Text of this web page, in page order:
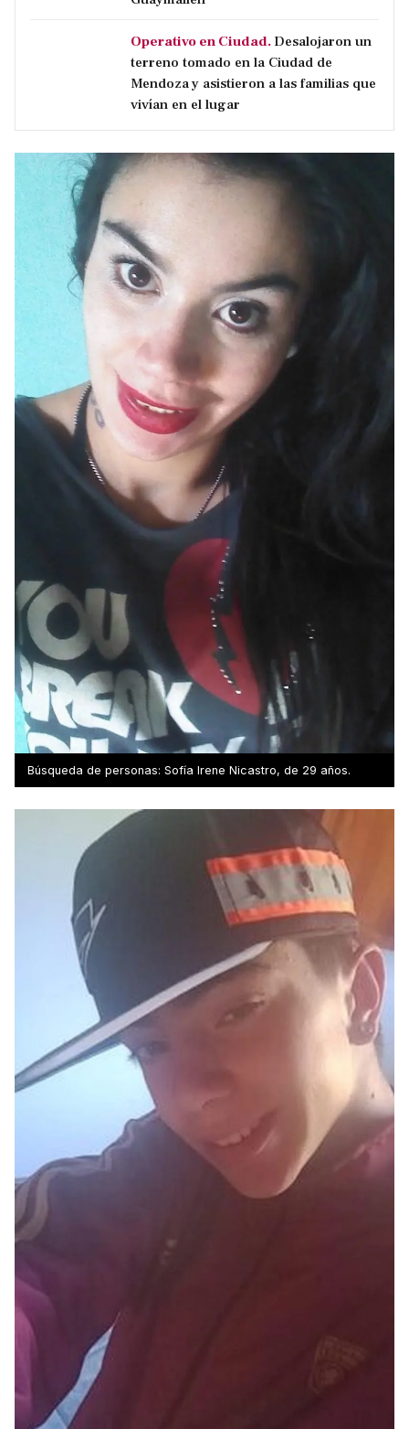
Operativo en Ciudad. Desalojaron un
terreno tomado en la Ciudad de
Mendoza y asistieron a las familias que
vivían en el lugar
Búsqueda de personas: Sofía Irene Nicastro, de 29 años.